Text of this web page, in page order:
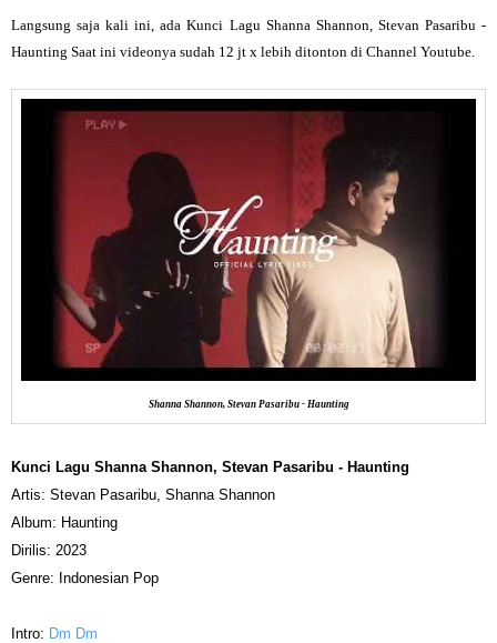
Langsung saja kali ini, adaKunci Lagu Shanna Shannon, Stevan Pasaribu -
Haunting Saat ini videonya sudah 12 jt x lebih ditonton di Channel Youtube.
Shanna Shannon, Stevan Pasaribu - Haunting
Kunci Lagu Shanna Shannon, Stevan Pasaribu - Haunting
Artis: Stevan Pasaribu, Shanna Shannon
Album: Haunting
Dirilis: 2023
Genre: Indonesian Pop
Intro: Dm Dm